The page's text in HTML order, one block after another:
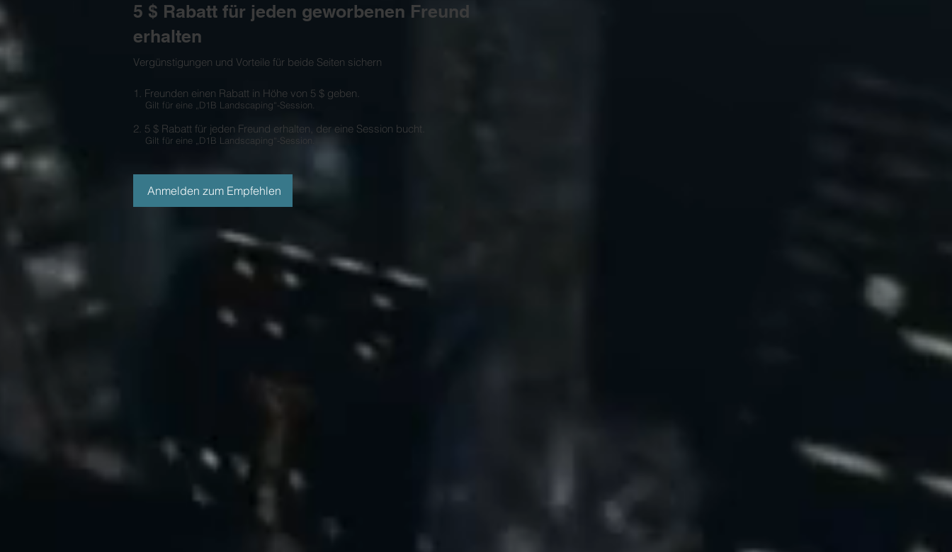
5 $ Rabatt für jeden geworbenen Freund
erhalten
Vergünstigungen und Vorteile für beide Seiten sichern
Freunden einen Rabatt in Höhe von 5 $ geben.
Gilt für eine „D1B Landscaping“-Session.
5 $ Rabatt für jeden Freund erhalten, der eine Session bucht.
Gilt für eine „D1B Landscaping“-Session.
Anmelden zum Empfehlen